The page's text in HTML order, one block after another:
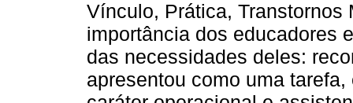
Vínculo, Prática, Transtornos
importância dos educadores
das necessidades deles:
apresentou como uma